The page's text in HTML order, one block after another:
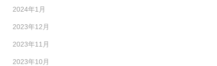
2024年1月
2023年12月
2023年11月
2023年10月